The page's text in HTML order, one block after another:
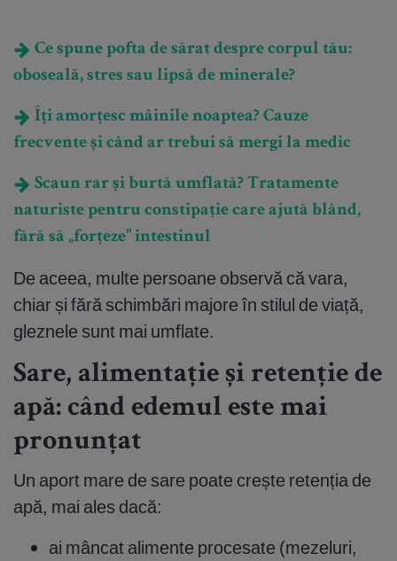
Ce spune pofta de sărat despre corpul tău:
oboseală, stres sau lipsă de minerale?
Îți amorțesc mâinile noaptea? Cauze
frecvente și când ar trebui să mergi la medic
Scaun rar și burtă umflată? Tratamente
naturiste pentru constipație care ajută blând,
fără să „forțeze” intestinul
De aceea, multe persoane observă că vara,
chiar și fără schimbări majore în stilul de viață,
gleznele sunt mai umflate.
Sare, alimentație și retenție de
apă: când edemul este mai
pronunțat
Un aport mare de sare poate crește retenția de
apă, mai ales dacă:
ai mâncat alimente procesate (mezeluri,